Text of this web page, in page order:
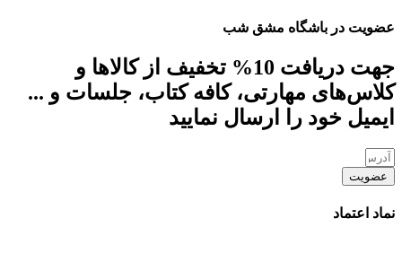
عضویت در باشگاه مشق شب
جهت دریافت 10% تخفیف از کالاها و
کلاس‌های مهارتی، کافه کتاب، جلسات و ...
ایمیل خود را ارسال نمایید
عضویت
نماد اعتماد